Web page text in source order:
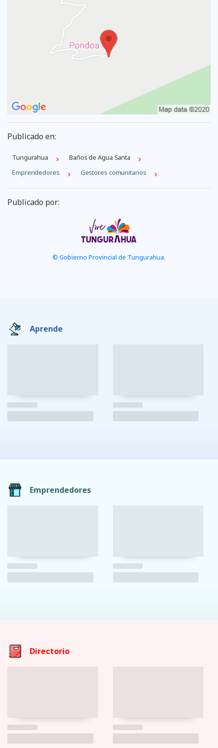
Publicado en:
Tungurahua
Baños de Agua Santa
Emprendedores
Gestores comunitarios
Publicado por:
© Gobierno Provincial de Tungurahua.
Aprende
Emprendedores
Directorio